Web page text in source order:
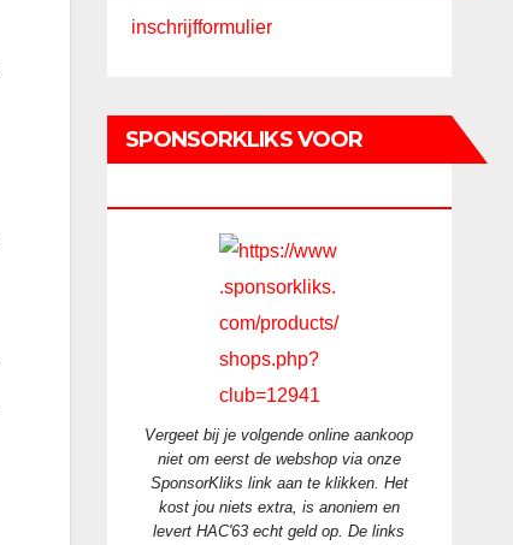
inschrijfformulier
SPONSORKLIKS VOOR
Vergeet bij je volgende online aankoop
niet om eerst de webshop via onze
SponsorKliks link aan te klikken. Het
kost jou niets extra, is anoniem en
levert HAC'63 echt geld op. De links